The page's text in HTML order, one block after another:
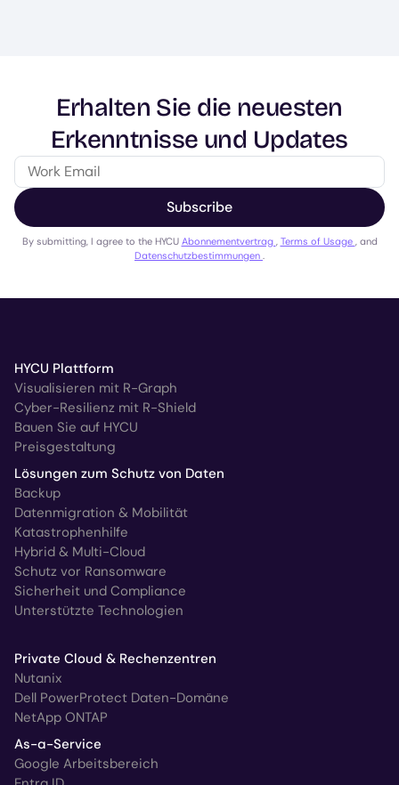
Erhalten Sie die neuesten
Erkenntnisse und Updates
Subscribe
By submitting, I agree to the HYCU Abonnementvertrag Terms of Usage , and
Datenschutzbestimmungen
HYCU Plattform
Visualisieren mit R-Graph
Cyber-Resilienz mit R-Shield
Bauen Sie auf HYCU
Preisgestaltung
Lösungen zum Schutz von Daten
Backup
Datenmigration & Mobilität
Katastrophenhilfe
Hybrid & Multi-Cloud
Schutz vor Ransomware
Sicherheit und Compliance
Unterstützte Technologien
Private Cloud & Rechenzentren
Nutanix
Dell PowerProtect Daten-Domäne
NetApp ONTAP
As-a-Service
Google Arbeitsbereich